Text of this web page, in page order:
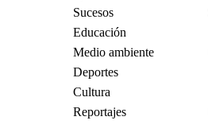
Sucesos
Educación
Medio ambiente
Deportes
Cultura
Reportajes